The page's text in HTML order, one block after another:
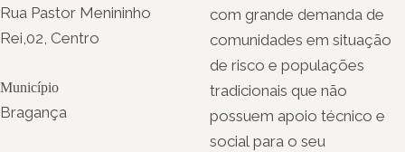
Rua Pastor Menininho
Rei,02, Centro
Município
Bragança
com grande demanda de
comunidades em situação
de risco e populações
tradicionais que não
possuem apoio técnico e
social para o seu